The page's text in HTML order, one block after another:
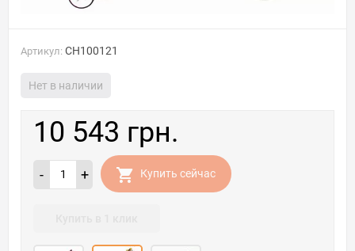
Артикул: CH100121
Нет в наличии
10 543 грн.
- + Купить сейчас